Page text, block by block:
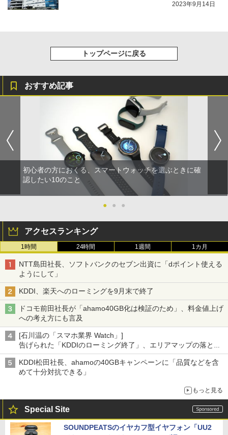
2023年9月14日
トップページに戻る
おすすめ記事
初心者の方におくる、スマートウォッチを選ぶときに確
認したい10のこと
● ● ●
アクセスランキング
1時間 24時間 1週間 1カ月
NTT島田社長、ソフトバンクのセブン出資に「dポイント使える
ようにして」
KDDI、楽天へのローミングを9月末で終了
ドコモ前田社長が「ahamo40GB化は検証のため」、料金値上げ
への考え方にも言及
[石川温の「スマホ業界 Watch」]
告げられた「KDDIのローミング終了」、エリアマップの落とし
穴と楽天モバイルの課題
KDDI松田社長、ahamoの40GBキャンペーンに「品質などを含
めて十分対抗できる」
もっと見る
Special Site
SOUNDPEATSのイヤカフ型イヤフォン「UU2